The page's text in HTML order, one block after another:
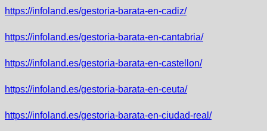
https://infoland.es/gestoria-barata-en-cadiz/
https://infoland.es/gestoria-barata-en-cantabria/
https://infoland.es/gestoria-barata-en-castellon/
https://infoland.es/gestoria-barata-en-ceuta/
https://infoland.es/gestoria-barata-en-ciudad-real/